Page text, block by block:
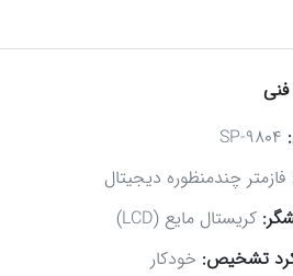
فازمتر چندمنظوره دیجیتال
کریستال مایع (LCD)
تشخیص: خودکار